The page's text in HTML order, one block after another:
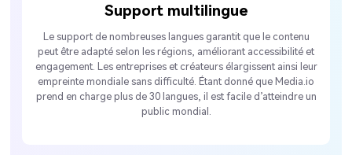
Support multilingue
Le support de nombreuses langues garantit que le contenu
peut être adapté selon les régions, améliorant accessibilité et
engagement. Les entreprises et créateurs élargissent ainsi leur
empreinte mondiale sans difficulté. Étant donné que Media.io
prend en charge plus de 30 langues, il est facile d’atteindre un
public mondial.